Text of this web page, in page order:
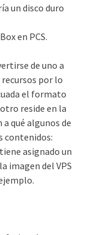
un disco duro
en PCS.
de uno a
por lo
el formato
reside en la
qué algunos de
contenidos:
asignado un
imagen del VPS